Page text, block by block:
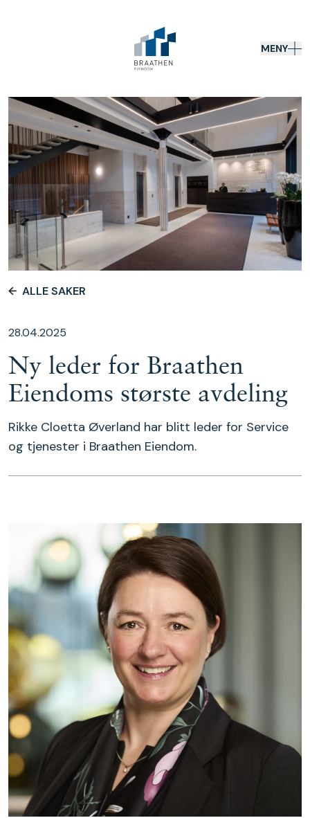
MENY
ALLE SAKER
28.04.2025
Ny leder for Braathen
Eiendoms største avdeling
Rikke Cloetta Øverland har blitt leder for Service
og tjenester i Braathen Eiendom.